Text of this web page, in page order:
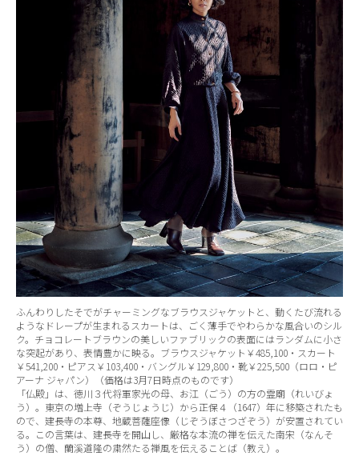
ふんわりしたそでがチャーミングなブラウスジャケットと、動くたび流れる
ようなドレープが生まれるスカートは、ごく薄手でやわらかな風合いのシル
ク。チョコレートブラウンの美しいファブリックの表面にはランダムに小さ
な突起があり、表情豊かに映る。ブラウスジャケット￥485,100・スカート
￥541,200・ピアス￥103,400・バングル￥129,800・靴￥225,500（ロロ・ピ
アーナ ジャパン）（価格は3月7日時点のものです）
「仏殿」は、徳川３代将軍家光の母、お江（ごう）の方の霊廟（れいびょ
う）。東京の増上寺（ぞうじょうじ）から正保４（1647）年に移築されたも
ので、建長寺の本尊、地蔵菩薩座像（じぞうぼさつざぞう）が安置されてい
る。この言葉は、建長寺を開山し、厳格な本流の禅を伝えた南宋（なんそ
う）の僧、蘭溪道隆の粛然たる禅風を伝えることば（教え）。